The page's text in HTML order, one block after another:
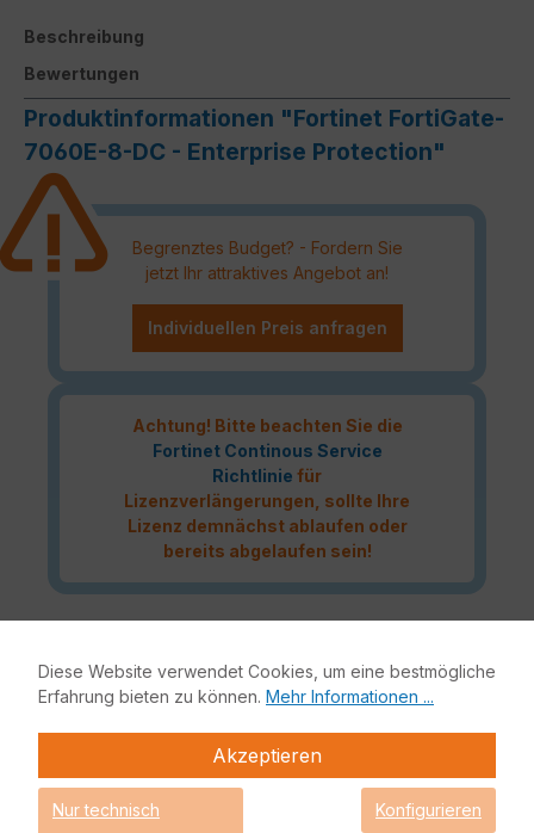
Beschreibung
Bewertungen
Produktinformationen "Fortinet FortiGate-
7060E-8-DC - Enterprise Protection"
Begrenztes Budget? - Fordern Sie
jetzt Ihr attraktives Angebot an!
Individuellen Preis anfragen
Achtung! Bitte beachten Sie die
Fortinet Continous Service
Richtlinie für
Lizenzverlängerungen, sollte Ihre
Lizenz demnächst ablaufen oder
bereits abgelaufen sein!
höchste Netzwerksicherheit für Ihre IT-Infrastruktur.
Bestandteile dieses Bundles sind neben der Fortinet
Hardware-Appliance auch FortiCare, FortiGuard,
FortiSandbox und Mobile Security.
Fortinet Enterprise Protection
Diese Website verwendet Cookies, um eine bestmögliche
Erfahrung bieten zu können. Mehr Informationen ...
Akzeptieren
Nur technisch Konfigurieren